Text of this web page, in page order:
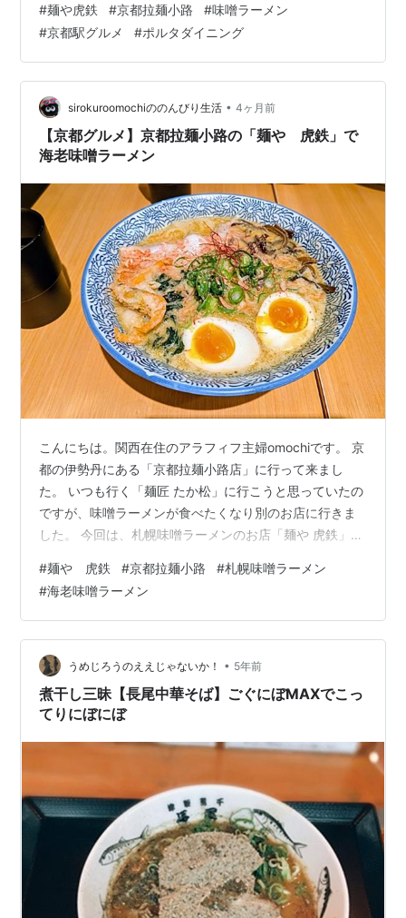
れました。 その後、どんどん混んできたので早めに行っ
て良かったです。 メニューは、前回の記事に書いている
ので省きます。 www.sirokuroomochi.com 席はカウンタ
ー席とテーブル席があって、テーブル席に案内されまし
た。 意外というか場所柄というか、外人さんが多いで
す。ラ…
#麺や虎鉄 #京都拉麺小路 #味噌ラーメン
#京都駅グルメ #ポルタダイニング
sirokuroomochiののんびり生活 • 4ヶ月前
【京都グルメ】京都拉麺小路の「麺や 虎鉄」で
海老味噌ラーメン
こんにちは。関西在住のアラフィフ主婦omochiです。 京
都の伊勢丹にある「京都拉麺小路店」に行って来まし
た。 いつも行く「麺匠 たか松」に行こうと思っていたの
ですが、味噌ラーメンが食べたくなり別のお店に行きま
した。 今回は、札幌味噌ラーメンのお店「麺や 虎鉄」を
は２０２３年６月に開店したそうです。 知らなかった〜
いつもつけ麺を食べるために、たか松しか行かないから
ね〜。 メニューはこちらです。 味噌は３種類あるそう
で、香ばしいスパイシーな熟成味噌・バターコーン味
噌・海老を使った海老味噌だそうです。 なるほど、味噌
味でもイロイロあるんですね。…
#麺や 虎鉄 #京都拉麺小路 #札幌味噌ラーメン
#海老味噌ラーメン
うめじろうのええじゃないか！ • 5年前
煮干し三昧【長尾中華そば】ごぐにぼMAXでこっ
てりにぼにぼ